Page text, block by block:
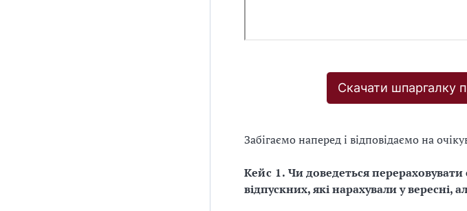
Скачати шпаргалку
Забігаємо наперед і відповідаємо на
Кейс 1.Чи доведеться
відпускних, які нарахували у вересні,